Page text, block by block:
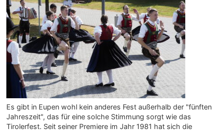
Es gibt in Eupen wohl kein anderes Fest außerhalb der "fünften
Jahreszeit", das für eine solche Stimmung sorgt wie das
Tirolerfest. Seit seiner Premiere im Jahr 1981 hat sich die